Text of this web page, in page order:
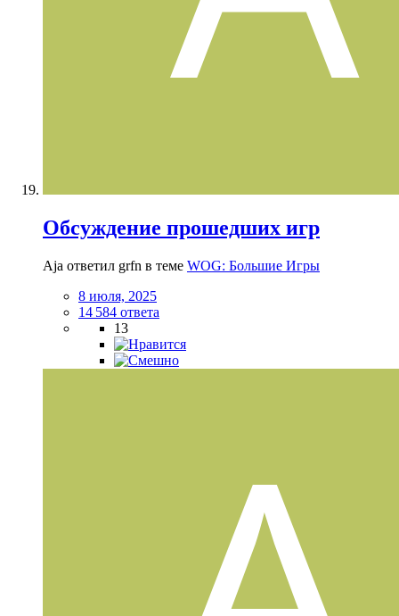
Обсуждение прошедших игр
Aja ответил grfn в теме WOG: Большие Игры
8 июля, 2025
14 584 ответа
13